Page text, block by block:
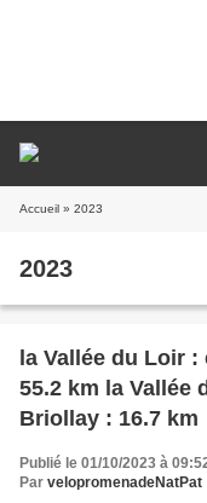
Accueil » 2023
2023
la Vallée du Loir
55.2 km la Vallée
Briollay : 16.7 km
Publié le 01/10/2023 à
Par velopromenadeNatPat